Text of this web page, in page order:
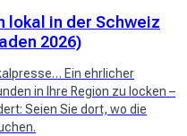
lokal in der Schweiz
2026)
Ein ehrlicher
in Ihre Region zu locken –
Seien Sie dort, wo die